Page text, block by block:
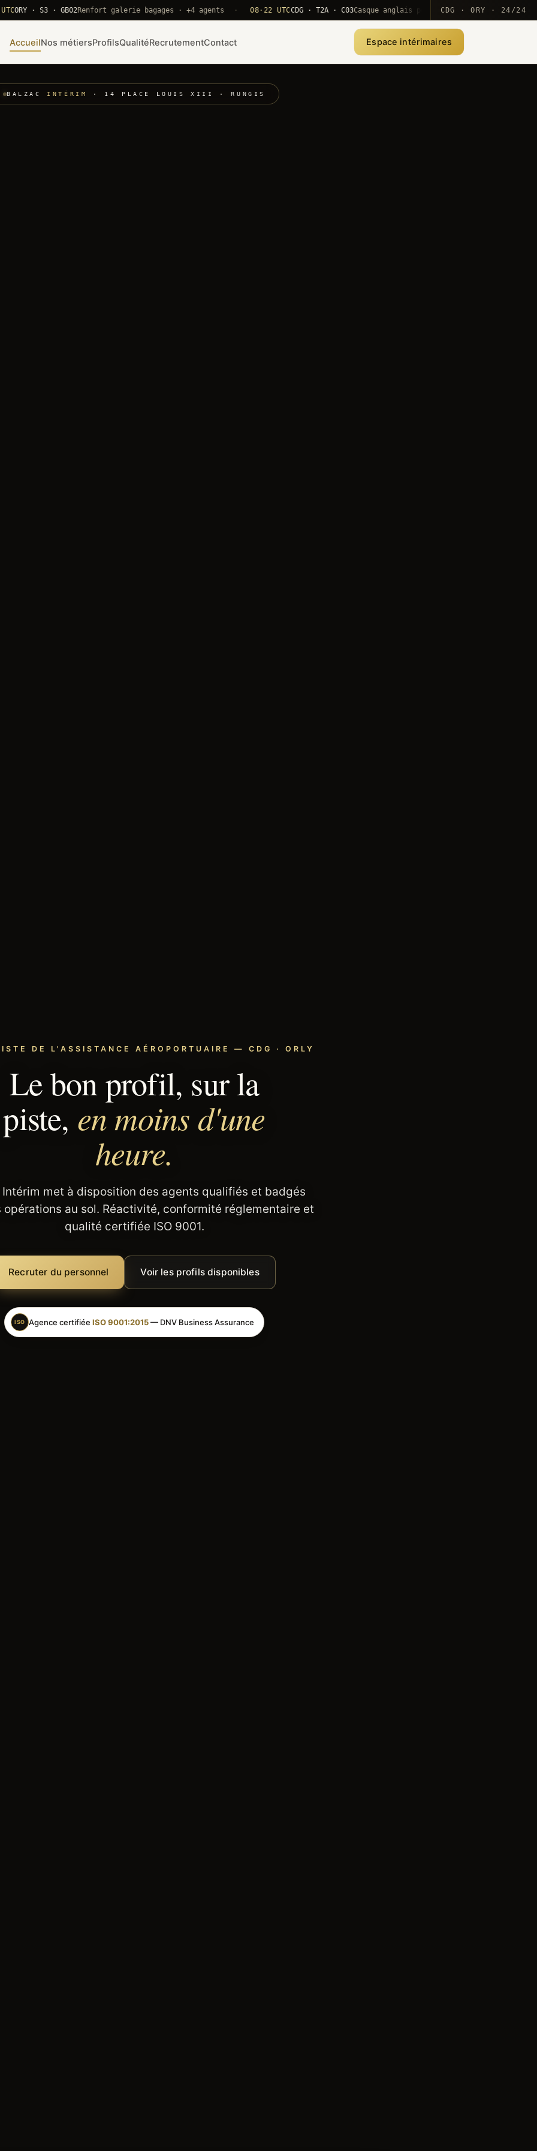
· S3 · GB02Renfort galerie bagages · +4 agents · 08·22 UTCCDG · T2A · C03 Casque anglais positionné · rotation MEA ·
CDG · ORY · 24/24
AccueilNos métiersProfilsQualitéRecrutementContact Espace intérimaires
BALZAC INTÉRIM · 14 PLACE LOUIS XIII · RUNGIS
DE L'ASSISTANCE AÉROPORTUAIRE — CDG · ORLY
Le bon profil, sur la
piste, en moins d'une
heure.
Intérim met à disposition des agents qualifiés et badgés
opérations au sol. Réactivité, conformité réglementaire et
qualité certifiée ISO 9001.
Recruter du personnel Voir les profils disponibles
ISO Agence certifiée ISO 9001:2015— DNV Business Assurance